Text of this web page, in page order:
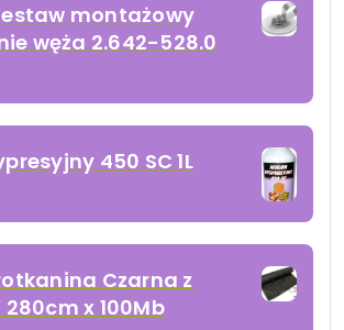
montażowy
węża 2.642-528.0
450 SC 1L
Czarna z
280cm x 100Mb